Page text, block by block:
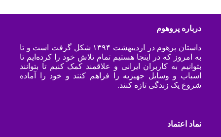
درباره پروهوم
داستان پرهوم در اردیبهشت ۱۳۹۴ شکل گرفت است و تا
به امروز که در اینجا هستیم تمام تلاش خود را کرده‌ایم تا
بتوانیم به کاربران ایرانی و علاقمند کمک کنیم تا بتوانند
اسباب و وسایل جهیزیه را فراهم کنند و خود را آماده
شروع یک زندگی تازه کنند.
نماد اعتماد